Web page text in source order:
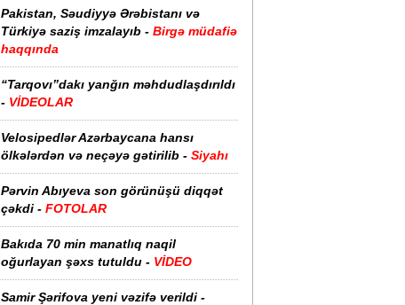
Pakistan, Səudiyyə Ərəbistanı və
Türkiyə saziş imzalayıb - Birgə müdafiə
haqqında
“Tarqovı”dakı yanğın məhdudlaşdırıldı
- VİDEOLAR
Velosipedlər Azərbaycana hansı
ölkələrdən və neçəyə gətirilib - Siyahı
Pərvin Abıyeva son görünüşü diqqət
çəkdi - FOTOLAR
Bakıda 70 min manatlıq naqil
oğurlayan şəxs tutuldu - VİDEO
Samir Şərifova yeni vəzifə verildi -